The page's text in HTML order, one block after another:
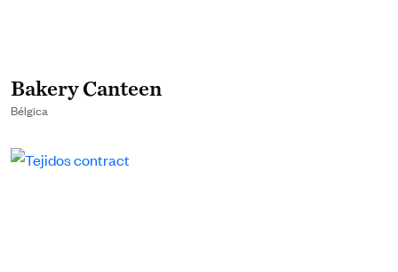
Bakery Canteen
Bélgica